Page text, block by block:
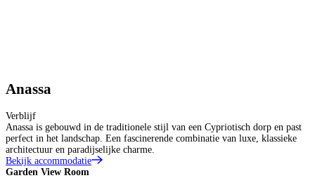
Anassa
Verblijf
Anassa is gebouwd in de traditionele stijl van een Cypriotisch dorp en past
perfect in het landschap. Een fascinerende combinatie van luxe, klassieke
architectuur en paradijselijke charme.
Bekijk accommodatie
Garden View Room